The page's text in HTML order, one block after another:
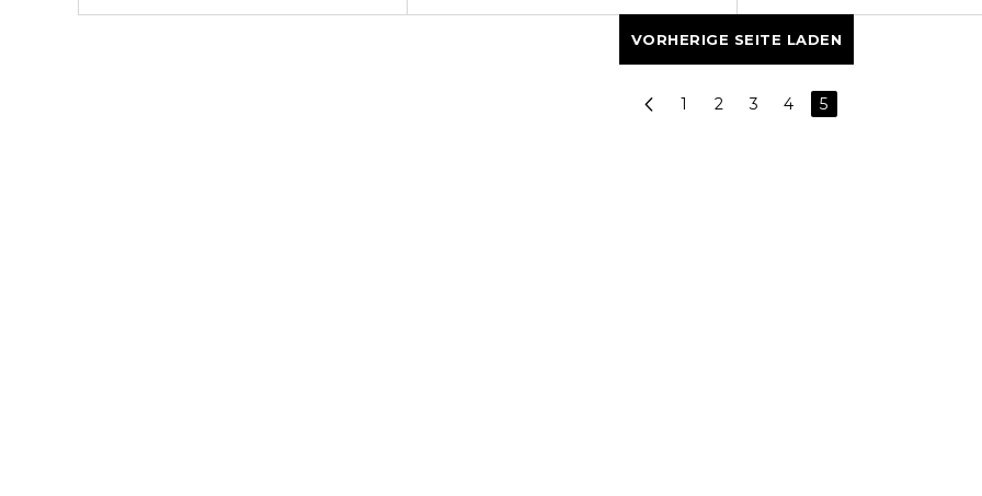
VORHERIGE SEITE LADEN
1 2 3 4 5